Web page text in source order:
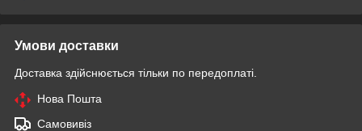
Умови доставки
Доставка здійснюється тільки по передоплаті.
Нова Пошта
Самовивіз